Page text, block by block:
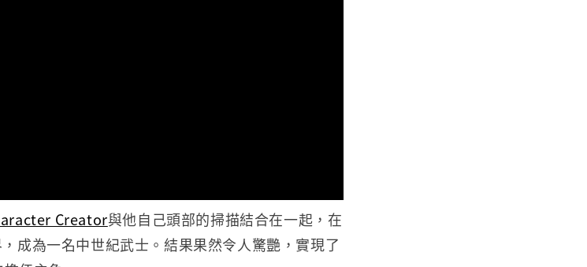
Creator與他自己頭部的掃描結合在一起，在
成為一名中世紀武士。結果果然令人驚艷，實現了